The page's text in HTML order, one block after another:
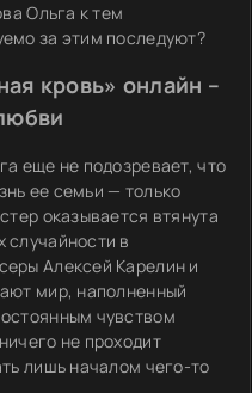
Ольга к тем
за этим последуют?
кровь» онлайн –
еще не подозревает, что
ее семьи — только
оказывается втянута
в
Алексей Карелин и
мир, наполненный
чувством
не проходит
лишь началом чего-то